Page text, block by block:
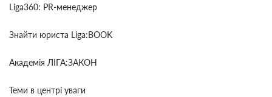
Liga360: PR-менеджер
Знайти юриста Liga:BOOK
Академія ЛІГА:ЗАКОН
Теми в центрі уваги